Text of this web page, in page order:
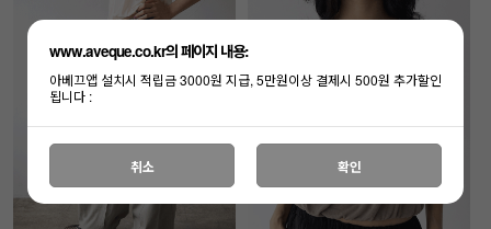
www.aveque.co.kr의 페이지 내용:
아베끄앱 설치시 적립금 3000원 지급, 5만원이상 결제시 500원 추가할인
됩니다 :
취소 확인